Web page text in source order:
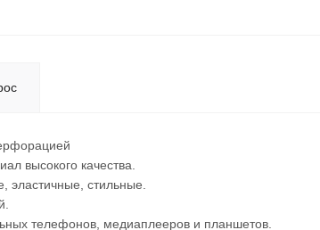
высокого качества.
эластичные, стильные.
телефонов, медиаплееров и планшетов.